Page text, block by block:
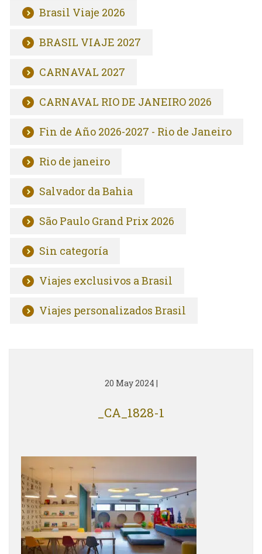
Brasil Viaje 2026
BRASIL VIAJE 2027
CARNAVAL 2027
CARNAVAL RIO DE JANEIRO 2026
Fin de Año 2026-2027 - Rio de Janeiro
Rio de janeiro
Salvador da Bahia
São Paulo Grand Prix 2026
Sin categoría
Viajes exclusivos a Brasil
Viajes personalizados Brasil
20 May 2024 |
_CA_1828-1